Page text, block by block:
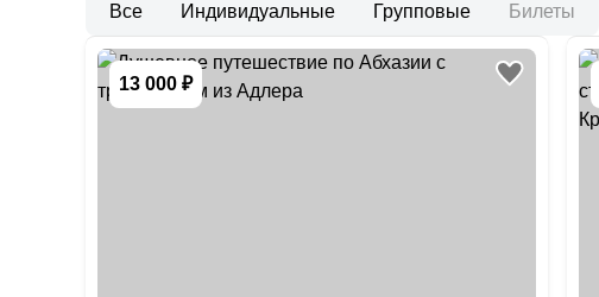
Все Индивидуальные Групповые Билеты
13 000 ₽